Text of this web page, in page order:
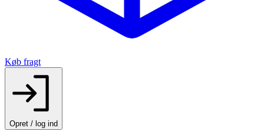
Køb fragt
Opret / log ind